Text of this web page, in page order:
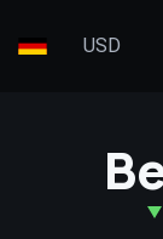
USD